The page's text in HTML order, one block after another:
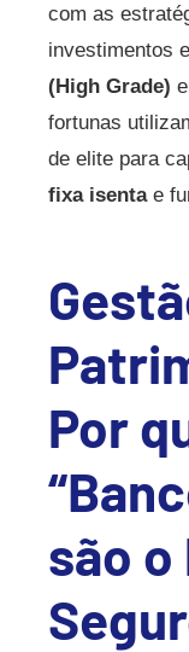
com as
investimentos
(High Grade)
fortunas
de elite para
fixa isentae
Por
são